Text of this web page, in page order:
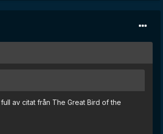
av citat från The Great Bird of the